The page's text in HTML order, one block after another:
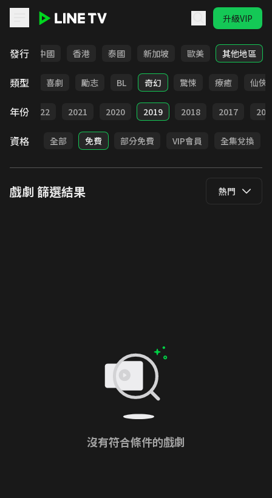
升級VIP
發行
韓國 中國 香港 泰國 新加坡 歐美 其他地區
類型
懸疑 喜劇 勵志 BL 奇幻 驚悚 療癒 仙俠
年份 2022 2021 2020 2019 2018 2017
資格 全部 免費 部分免費 VIP會員 全集兌換
戲劇 篩選結果 熱門
沒有符合條件的戲劇